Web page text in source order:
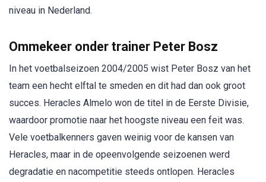
niveau in Nederland.
Ommekeer onder trainer Peter Bosz
In het voetbalseizoen 2004/2005 wist Peter Bosz van het
team een hecht elftal te smeden en dit had dan ook groot
succes. Heracles Almelo won de titel in de Eerste Divisie,
waardoor promotie naar het hoogste niveau een feit was.
Vele voetbalkenners gaven weinig voor de kansen van
Heracles, maar in de opeenvolgende seizoenen werd
degradatie en nacompetitie steeds ontlopen. Heracles